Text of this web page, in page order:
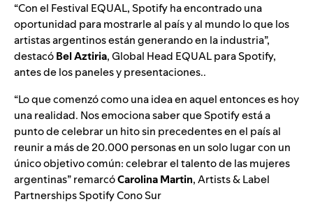
“Con el Festival EQUAL, Spotify ha encontrado una
oportunidad para mostrarle al país y al mundo lo que los
artistas argentinos están generando en la industria”,
destacóBel Aztiria, Global Head EQUAL para Spotify,
antes de los paneles y presentaciones..
“Lo que comenzó como una idea en aquel entonces es hoy
una realidad. Nos emociona saber que Spotify está a
punto de celebrar un hito sin precedentes en el país al
reunir a más de 20.000 personas en un solo lugar con un
único objetivo común: celebrar el talento de las mujeres
argentinas” remarcóCarolina Martin, Artists & Label
Partnerships Spotify Cono Sur